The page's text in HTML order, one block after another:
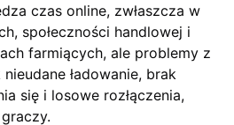
czas online, zwłaszcza w
społeczności handlowej i
farmiących, ale problemy z
ładowanie, brak
się i losowe rozłączenia,